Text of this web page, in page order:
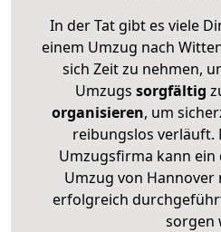
In der Tat gibt es viele
einem Umzug nach
sich Zeit zu nehmen,
Umzugs sorgfältig
organisieren, um
reibungslos
Umzugsfirma kann
Umzug von
erfolgreich
sorgen